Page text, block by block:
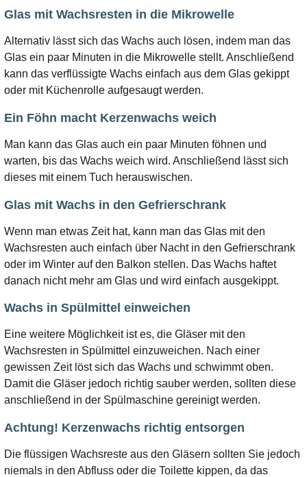
Glas mit Wachsresten in die Mikrowelle
Alternativ lässt sich das Wachs auch lösen, indem man das
Glas ein paar Minuten in die Mikrowelle stellt. Anschließend
kann das verflüssigte Wachs einfach aus dem Glas gekippt
oder mit Küchenrolle aufgesaugt werden.
Ein Föhn macht Kerzenwachs weich
Man kann das Glas auch ein paar Minuten föhnen und
warten, bis das Wachs weich wird. Anschließend lässt sich
dieses mit einem Tuch herauswischen.
Glas mit Wachs in den Gefrierschrank
Wenn man etwas Zeit hat, kann man das Glas mit den
Wachsresten auch einfach über Nacht in den Gefrierschrank
oder im Winter auf den Balkon stellen. Das Wachs haftet
danach nicht mehr am Glas und wird einfach ausgekippt.
Wachs in Spülmittel einweichen
Eine weitere Möglichkeit ist es, die Gläser mit den
Wachsresten in Spülmittel einzuweichen. Nach einer
gewissen Zeit löst sich das Wachs und schwimmt oben.
Damit die Gläser jedoch richtig sauber werden, sollten diese
anschließend in der Spülmaschine gereinigt werden.
Achtung! Kerzenwachs richtig entsorgen
Die flüssigen Wachsreste aus den Gläsern sollten Sie jedoch
niemals in den Abfluss oder die Toilette kippen, da das